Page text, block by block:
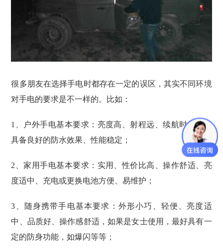
很多朋友在选择手电时都存在一定的误区，其实不同环境
对手电的要求是不一样的。比如：
1、户外手电基本要求：亮度高、射程远、续航时间长、
具备良好的防水效果、性能稳定；
2、家用手电基本要求：实用、性价比高、操作舒适、亮
度适中、充电或更换电池方便、易维护；
3、随身携带手电基本要求：外形小巧、轻便、亮度适
中、品质好、操作感舒适，如果是女士使用，最好具有一
定的防身功能，如爆闪等等；